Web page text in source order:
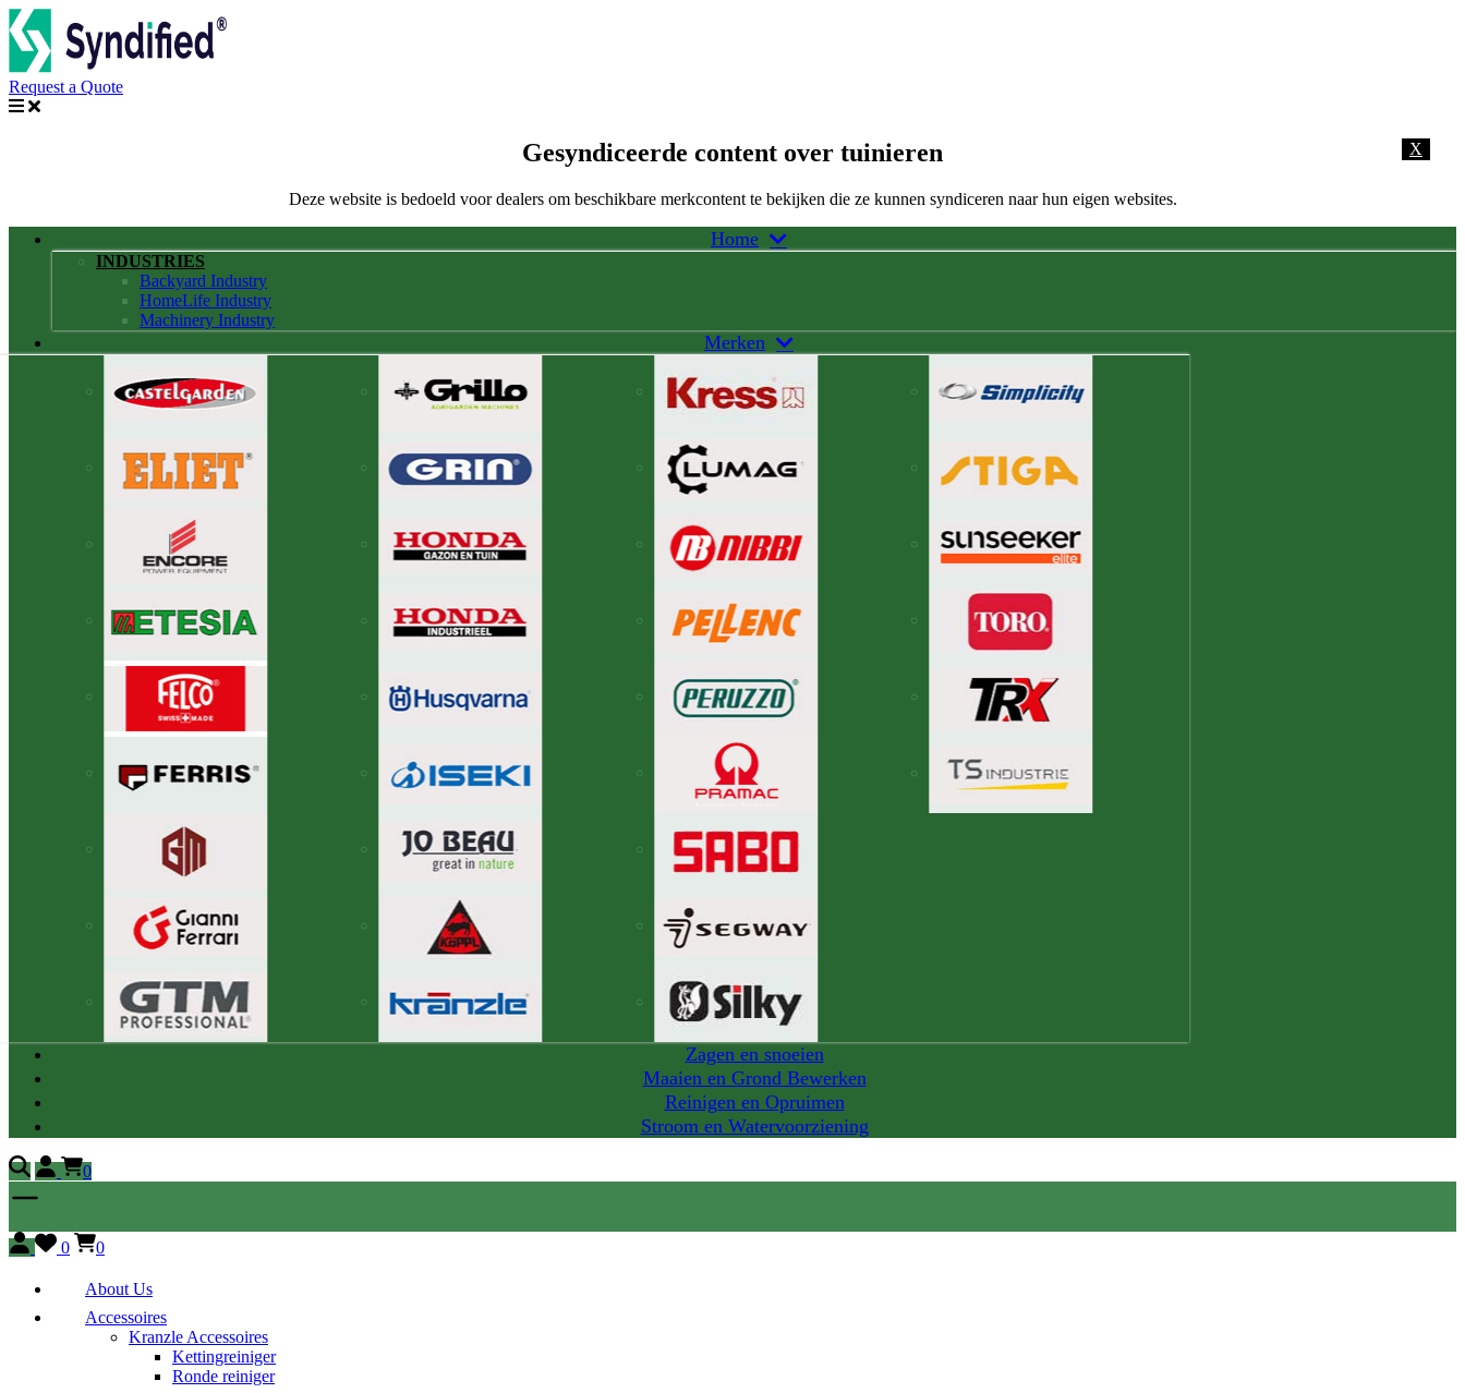
Request a Quote
X
Gesyndiceerde content over tuinieren
Deze website is bedoeld voor dealers om beschikbare merkcontent te bekijken die ze kunnen syndiceren naar hun eigen websites.
Home
INDUSTRIES
Backyard Industry
HomeLife Industry
Machinery Industry
Merken
Zagen en snoeien
Maaien en Grond Bewerken
Reinigen en Opruimen
Stroom en Watervoorziening
0
0 0
About Us
Accessoires
Kranzle Accessoires
Kettingreiniger
Ronde reiniger